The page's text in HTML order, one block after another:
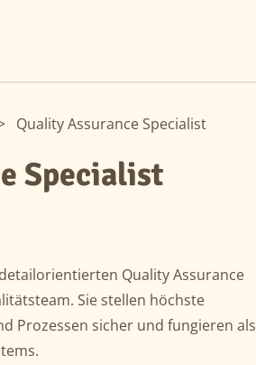
Quality Assurance Specialist
Specialist
Quality Assurance
Sie stellen höchste
Prozessen sicher und fungieren als